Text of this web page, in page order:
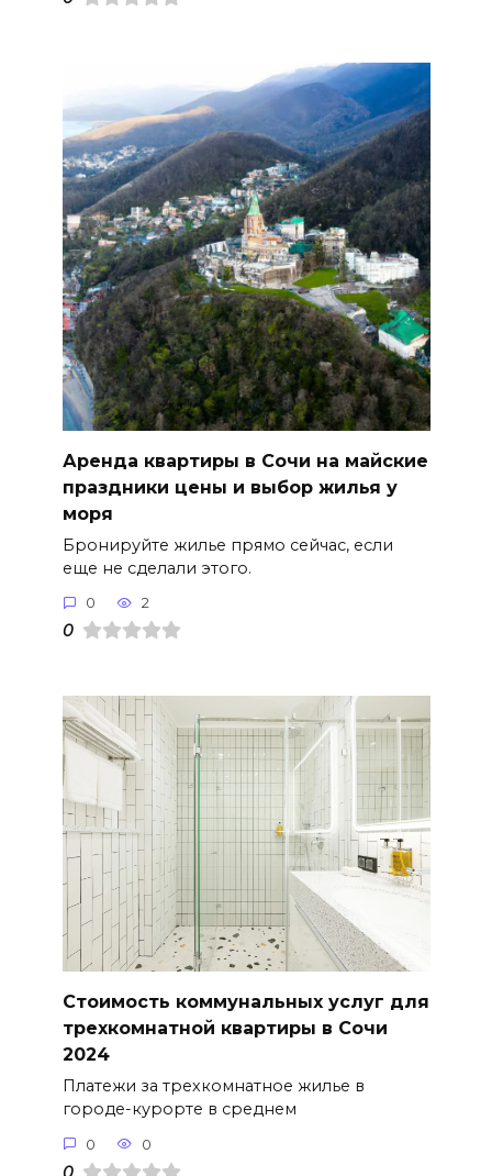
Аренда квартиры в Сочи на майские
праздники цены и выбор жилья у
моря
Бронируйте жилье прямо сейчас, если
еще не сделали этого.
0 2
0
Стоимость коммунальных услуг для
трехкомнатной квартиры в Сочи
2024
Платежи за трехкомнатное жилье в
городе-курорте в среднем
0 0